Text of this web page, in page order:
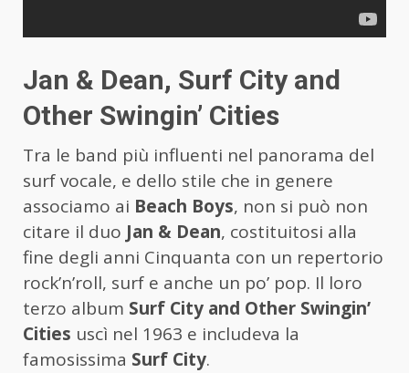
Jan & Dean, Surf City and
Other Swingin’ Cities
Tra le band più influenti nel panorama del
surf vocale, e dello stile che in genere
associamo ai Beach Boys, non si può non
citare il duo Jan & Dean, costituitosi alla
fine degli anni Cinquanta con un repertorio
rock’n’roll, surf e anche un po’ pop. Il loro
terzo album Surf City and Other Swingin’
Cities uscì nel 1963 e includeva la
famosissima Surf City.